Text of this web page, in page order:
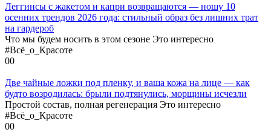
Леггинсы с жакетом и капри возвращаются — ношу 10
осенних трендов 2026 года: стильный образ без лишних трат
на гардероб
Что мы будем носить в этом сезоне Это интересно
#Всё_о_Красоте
00
Две чайные ложки под пленку, и ваша кожа на лице — как
будто возродилась: брыли подтянулись, морщины исчезли
Простой состав, полная регенерация Это интересно
#Всё_о_Красоте
00